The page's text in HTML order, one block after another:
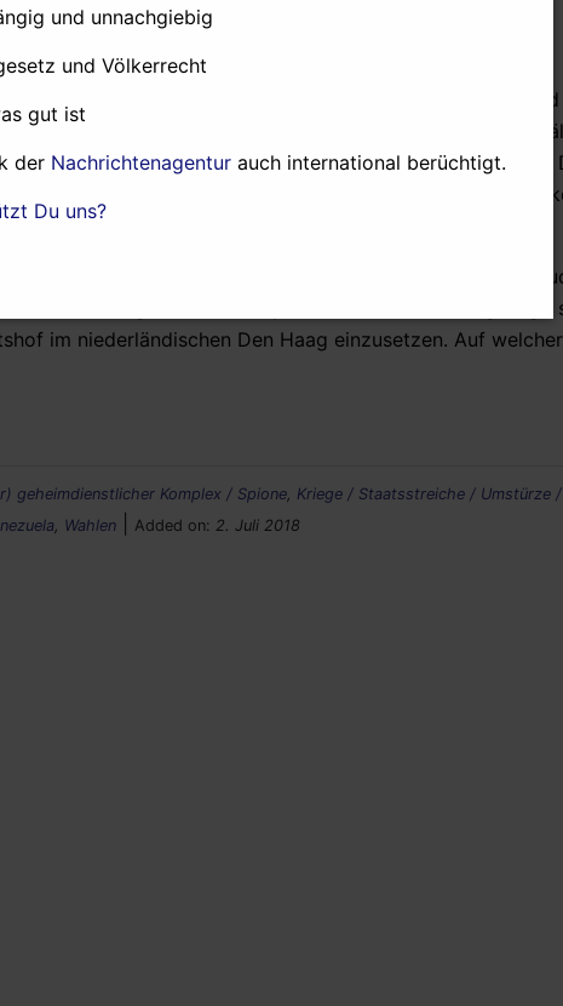
Zeugen anonym bleiben.
Gerichtshof im Exil stellen, dessen Richter vom
Die Juristen, die sich in Chile, Kolumbien, Panama und
und fällen Urteile. Die ehemalige
Gremium Anklage gegen Präsident Maduro eingereicht:
Interpol einen Haftbefehl gegen Staatschef Maduro
will der designierte kolumbianische Präsident Iván
einladen. Duque habe ihm zudem zugesagt,
im niederländischen Den Haag einzusetzen. Auf welcher
geheimdienstlicher Komplex / Spione Kriege / Staatsstreiche / Umstürze /
Wahlen Added on: 2. Juli 2018
und unnachgiebig
und Völkerrecht
gut ist
der Nachrichtenagentur auch international berüchtigt.
Du uns?